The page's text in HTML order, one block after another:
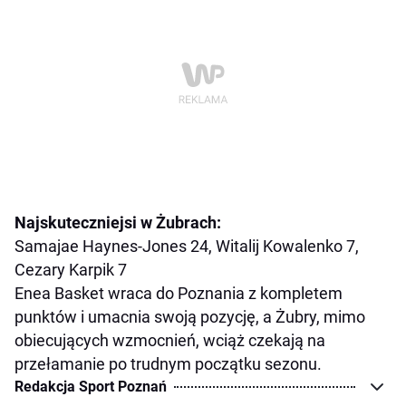
Najskuteczniejsi w Żubrach:
Samajae Haynes-Jones 24, Witalij Kowalenko 7,
Cezary Karpik 7
Enea Basket wraca do Poznania z kompletem
punktów i umacnia swoją pozycję, a Żubry, mimo
obiecujących wzmocnień, wciąż czekają na
przełamanie po trudnym początku sezonu.
Redakcja Sport Poznań